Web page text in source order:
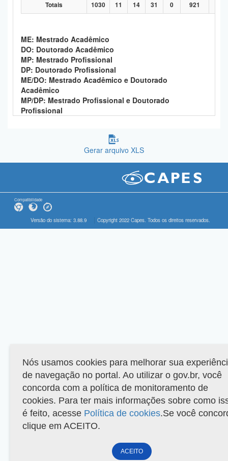
Totais 1030 11 14 31 0 921
ME: Mestrado Acadêmico
DO: Doutorado Acadêmico
MP: Mestrado Profissional
DP: Doutorado Profissional
ME/DO: Mestrado Acadêmico e Doutorado
Acadêmico
MP/DP: Mestrado Profissional e Doutorado
Profissional
Gerar arquivo XLS
Compatibilidade
Versão do sistema: 3.88.9 Copyright 2022 Capes. Todos os direitos reservados.
Nós usamos cookies para melhorar sua
de navegação no portal. Ao utilizar o gov.br, você
concorda com a política de monitoramento de
cookies. Para ter mais informações sobre como
é feito, acesse Política de cookies.Se você
clique em ACEITO.
ACEITO